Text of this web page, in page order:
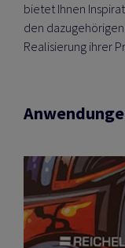
bietet Ihnen
den
Realisierung ihrer